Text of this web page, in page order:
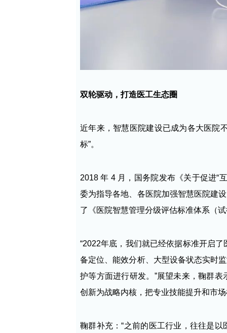
双轮驱动，打造医工生态圈
近年来，智慧医院建设已成为各大医院
标”。
2018 年 4 月，国务院发布《关于促进“
委为指导各地、各医院加强智慧医院建
了《医院智慧管理分级评估标准体系（
“2022年底，我们就已经依据标准开启
备定位、能效分析、大型设备状态实时
护等方面进行研发。”展望未来，鞠群
创新为战略内核，把专业技能提升和市
鞠群补充：“之前的医工行业，往往是